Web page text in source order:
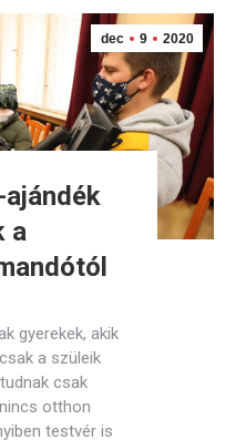
dec 9 2020
a
gyerekek, akik
a szüleik
csak
otthon
testvér is